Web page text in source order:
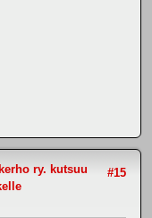
#15
ry. kutsuu